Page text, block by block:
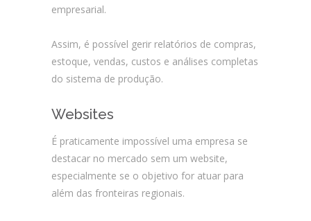
empresarial.
Assim, é possível gerir relatórios de compras,
estoque, vendas, custos e análises completas
do sistema de produção.
Websites
É praticamente impossível uma empresa se
destacar no mercado sem um website,
especialmente se o objetivo for atuar para
além das fronteiras regionais.